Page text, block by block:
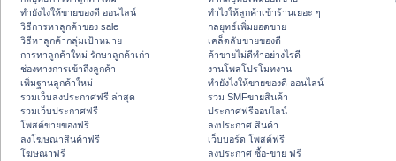
ทํายังไงให้ขายของดี ออนไลน์
วิธีการหาลูกค้าของ sale
วิธีหาลูกค้ากลุ่มเป้าหมาย
การหาลูกค้าใหม่ รักษาลูกค้าเก่า
ช่องทางการเข้าถึงลูกค้า
เพิ่มฐานลูกค้าใหม่
รวมเว็บลงประกาศฟรี ล่าสุด
รวมเว็บประกาศฟรี
โพสต์ขายของฟรี
ลงโฆษณาสินค้าฟรี
โฆษณาฟรี
ทําไงให้ลูกค้าเข้าร้านเยอะ ๆ
กลยุทธ์เพิ่มยอดขาย
เคล็ดลับขายของดี
ค้าขายไม่ดีทำอย่างไรดี
งานโพสโปรโมทงาน
ทํายังไงให้ขายของดี ออนไลน์
รวม SMFขายสินค้า
ประกาศฟรีออนไลน์
ลงประกาศ สินค้า
เว็บบอร์ด โพสต์ฟรี
ลงประกาศ ซื้อ-ขาย ฟรี